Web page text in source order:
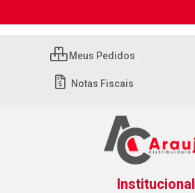
Meus Pedidos
Notas Fiscais
Institucional